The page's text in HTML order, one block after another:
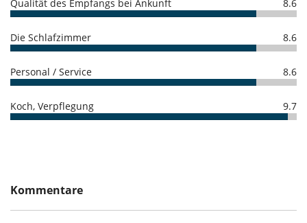
Gesamtbetrages sind an Villanovo zu bezahlen.
bezahlen
Qualität des Empfangs bei Ankunft 8.6
Die Schlafzimmer 8.6
Personal / Service 8.6
Koch, Verpflegung 9.7
Kommentare